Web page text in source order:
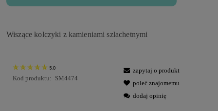
Wiszące kolczyki z kamieniami szlachetnymi
5.0
Kod produktu: SM4474
zapytaj o produkt
poleć znajomemu
dodaj opinię